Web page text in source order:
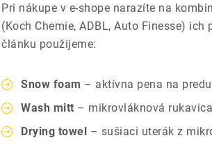
Pri nákupe v e-shope narazíte na
(Koch Chemie, ADBL, Auto Finesse)
článku použijeme:
Snow foam – aktívna pena na
Wash mitt – mikrovláknová
Drying towel – sušiaci uterák z